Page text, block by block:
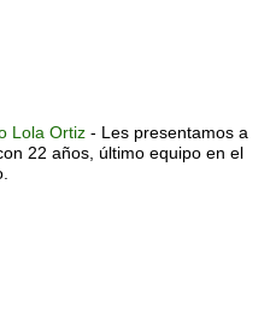
Lola Ortiz - Les presentamos a
22 años, último equipo en el